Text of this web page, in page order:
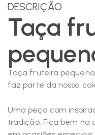
DESCRIÇÃO
Taça
Taça fruteira
faz parte da nossa
Uma peça com
tradição. Fica bem na